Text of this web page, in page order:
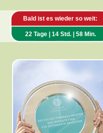
Bald ist es wieder so weit:
22 Tage | 14 Std. | 58 Min.